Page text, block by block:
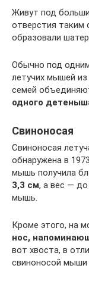
Живут под
отверстия таким
образовали
Обычно под
летучих мышей
семей
одного
Свиноносая
Свиноносая
обнаружена в
мышь получила
3,3 см, а вес — до
мышь.
Кроме этого, на
нос,
вот хвоста, в
свиноносой мыши